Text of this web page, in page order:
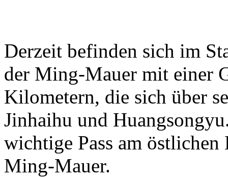
Derzeit befinden sich im
der Ming-Mauer mit einer
Kilometern, die sich über
Jinhaihu und
wichtige Pass am
Ming-Mauer.